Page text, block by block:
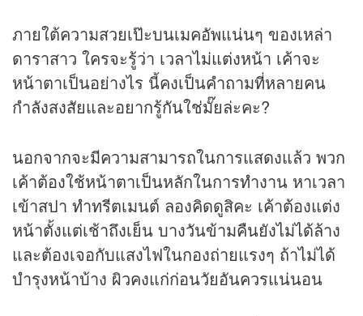
ภายใต้ความสวยเป๊ะบนเมคอัพแน่นๆ ของเหล่า
ดาราสาว ใครจะรู้ว่า เวลาไม่แต่งหน้า เค้าจะ
หน้าตาเป็นอย่างไร นี้คงเป็นคำถามที่หลายคน
กำลังสงสัยและอยากรู้กันใช่มั๊ยล่ะคะ?
นอกจากจะมีความสามารถในการแสดงแล้ว พวก
เค้าต้องใช้หน้าตาเป็นหลักในการทำงาน หาเวลา
เข้าสปา ทำทรีตเมนต์ ลองคิดดูสิคะ เค้าต้องแต่ง
หน้าตั้งแต่เช้าถึงเย็น บางวันข้ามคืนยังไม่ได้ล้าง
และต้องเจอกับแสงไฟในกองถ่ายแรงๆ ถ้าไม่ได้
บำรุงหน้าบ้าง ผิวคงแก่ก่อนวัยอันควรแน่นอน